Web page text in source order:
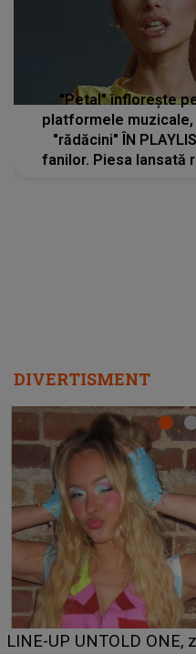
"Petal" înflorește
platformele muzicale,
"rădăcini" ÎN
fanilor. Piesa lansată
DIVERTISMENT
Ce a dezvăluit noua